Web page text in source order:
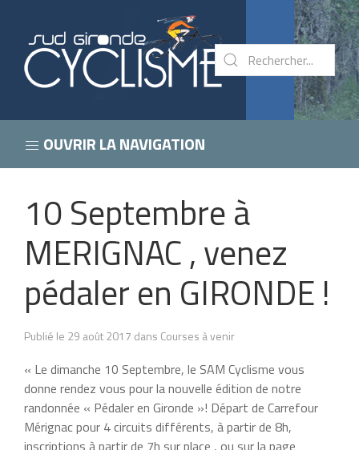
OUVRIR LA NAVIGATION
10 Septembre à
MERIGNAC , venez
pédaler en GIRONDE !
Publié le 29 août 2017 dans Courses à venir
« Le dimanche 10 Septembre, le SAM Cyclisme vous
donne rendez vous pour la nouvelle édition de notre
randonnée « Pédaler en Gironde »! Départ de Carrefour
Mérignac pour 4 circuits différents, à partir de 8h,
inscriptions à partir de 7h sur place , ou sur la page